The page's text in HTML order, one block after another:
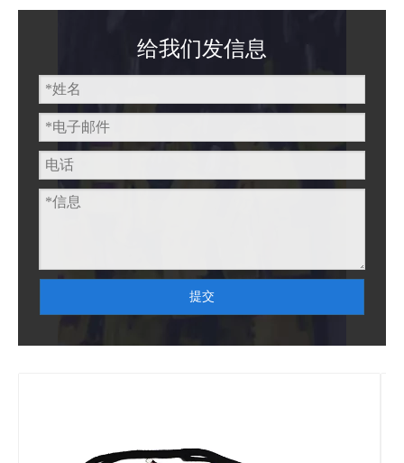
给我们发信息
提交